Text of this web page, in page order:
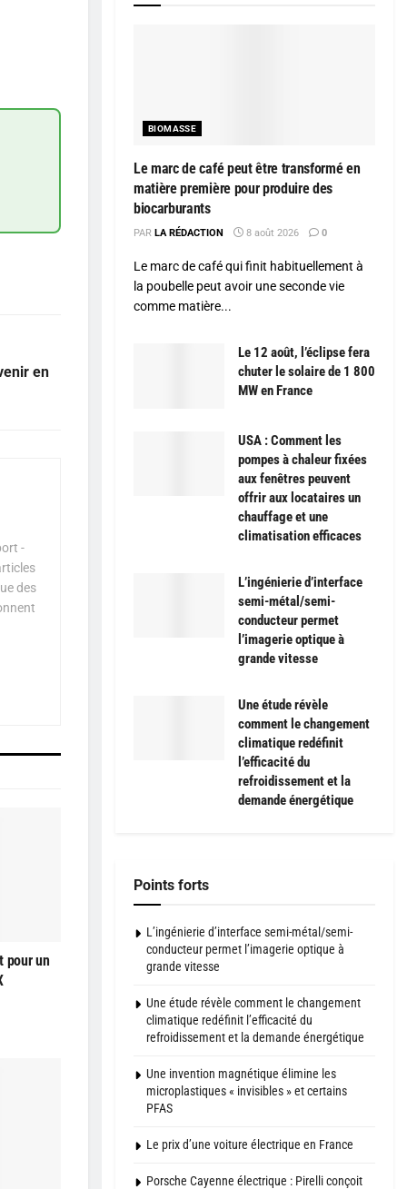
en
-
des
pour un
BIOMASSE
Le marc de café peut être transformé en
matière première pour produire des
biocarburants
PAR LA RÉDACTION 8 août 2026 0
Le marc de café qui finit habituellement à
la poubelle peut avoir une seconde vie
comme matière...
Le 12 août, l’éclipse fera
chuter le solaire de 1 800
MW en France
USA : Comment les
pompes à chaleur fixées
aux fenêtres peuvent
offrir aux locataires un
chauffage et une
climatisation efficaces
L’ingénierie d’interface
semi-métal/semi-
conducteur permet
l’imagerie optique à
grande vitesse
Une étude révèle
comment le changement
climatique redéfinit
l’efficacité du
refroidissement et la
demande énergétique
Points forts
L’ingénierie d’interface semi-métal/semi-
conducteur permet l’imagerie optique à
grande vitesse
Une étude révèle comment le changement
climatique redéfinit l’efficacité du
refroidissement et la demande énergétique
Une invention magnétique élimine les
microplastiques « invisibles » et certains
PFAS
Le prix d’une voiture électrique en France
Porsche Cayenne électrique : Pirelli conçoit